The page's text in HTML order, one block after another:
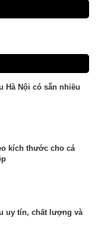
Hà Nội có sẵn nhiều
kích thước cho cá
uy tín, chất lượng và